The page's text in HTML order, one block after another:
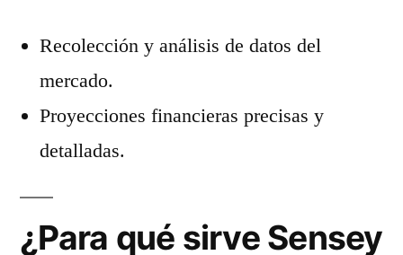
Recolección y análisis de datos del
mercado.
Proyecciones financieras precisas y
detalladas.
¿Para qué sirve Sensey